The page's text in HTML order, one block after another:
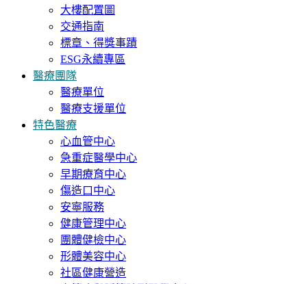
大樓配置圖
交通指南
標章、得獎事蹟
ESG永續專區
醫療團隊
醫療單位
醫療支援單位
特色醫療
心血管中心
急重症醫學中心
早期療育中心
傷造口中心
安寧服務
健康管理中心
團體健檢中心
形體美容中心
社區健康營造